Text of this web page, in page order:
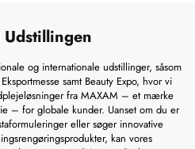
Udstillingen
og internationale udstillinger, såsom
samt Beauty Expo, hvor vi
fra MAXAM – et mærke
– for globale kunder. Uanset om du er
eller søger innovative
kan vores